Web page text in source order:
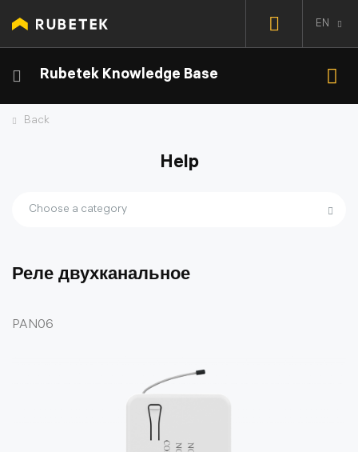
EN
Rubetek Knowledge Base
Back
Help
Choose a category
Реле двухканальное
PAN06